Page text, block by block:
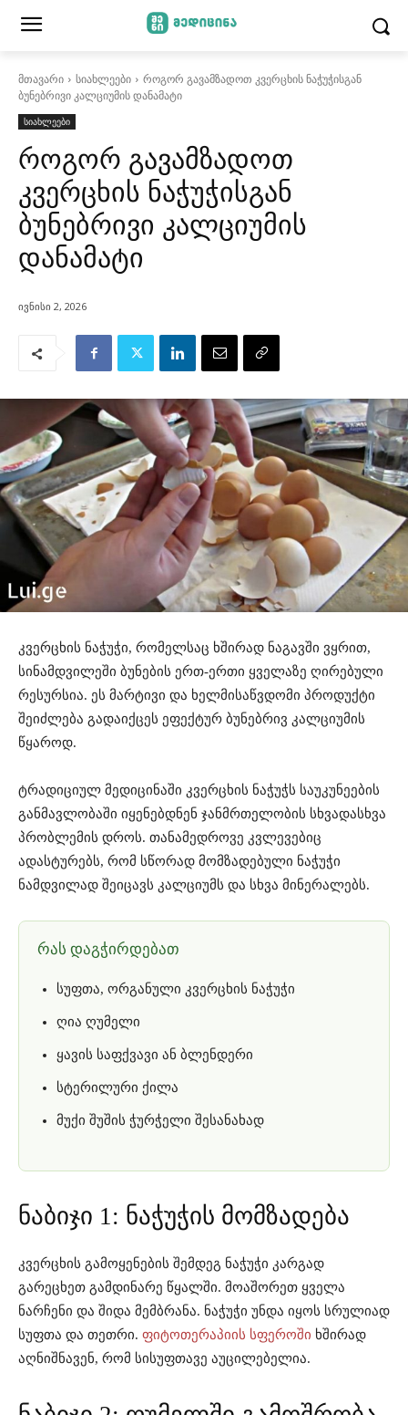
მთავარი სიახლეები
როგორ გავამზადოთ კვერცხის ნაჭუჭისგან
ბუნებრივი კალციუმის დანამატი
სიახლეები
როგორ გავამზადოთ
კვერცხის ნაჭუჭისგან
ბუნებრივი კალციუმის
დანამატი
ივნისი 2, 2026
კვერცხის ნაჭუჭი, რომელსაც ხშირად ნაგავში ვყრით,
სინამდვილეში ბუნების ერთ-ერთი ყველაზე ღირებული
რესურსია. ეს მარტივი და ხელმისაწვდომი პროდუქტი
შეიძლება გადაიქცეს ეფექტურ ბუნებრივ კალციუმის
წყაროდ.
ტრადიციულ მედიცინაში კვერცხის ნაჭუჭს საუკუნეების
განმავლობაში იყენებდნენ ჯანმრთელობის სხვადასხვა
პრობლემის დროს. თანამედროვე კვლევებიც
ადასტურებს, რომ სწორად მომზადებული ნაჭუჭი
ნამდვილად შეიცავს კალციუმს და სხვა მინერალებს.
რას დაგჭირდებათ
სუფთა, ორგანული კვერცხის ნაჭუჭი
ღია ღუმელი
ყავის საფქვავი ან ბლენდერი
სტერილური ქილა
მუქი შუშის ჭურჭელი შესანახად
ნაბიჯი 1: ნაჭუჭის მომზადება
კვერცხის გამოყენების შემდეგ ნაჭუჭი კარგად
გარეცხეთ გამდინარე წყალში. მოაშორეთ ყველა
ნარჩენი და შიდა მემბრანა. ნაჭუჭი უნდა იყოს სრულიად
სუფთა და თეთრი. ფიტოთერაპიის სფეროში ხშირად
აღნიშნავენ, რომ სისუფთავე აუცილებელია.